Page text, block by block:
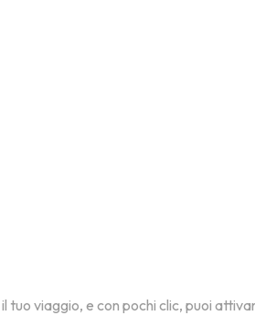
viaggio, e con pochi clic, puoi